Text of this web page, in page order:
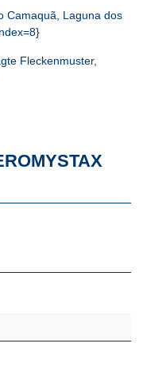
Camaquã, Laguna dos
Fleckenmuster,